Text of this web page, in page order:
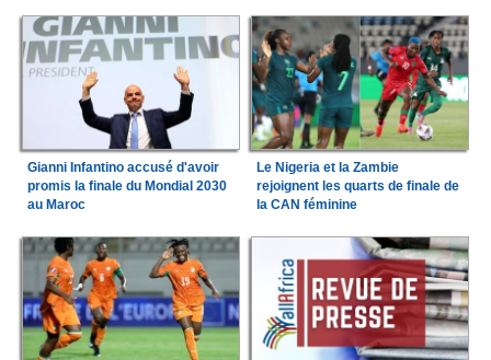
Gianni Infantino accusé d'avoir
promis la finale du Mondial 2030
au Maroc
Le Nigeria et la Zambie
rejoignent les quarts de finale de
la CAN féminine